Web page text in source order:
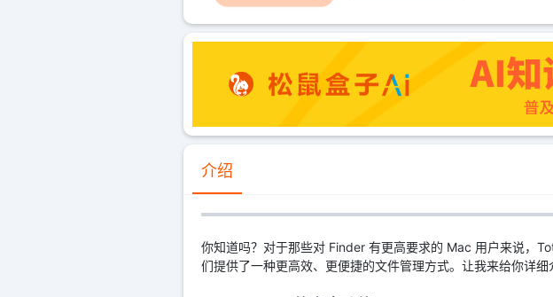
介绍
你知道吗？对于那些对 Finder 有更高要求的 Mac 用户来说，
们提供了一种更高效、更便捷的文件管理方式。让我来给你详细